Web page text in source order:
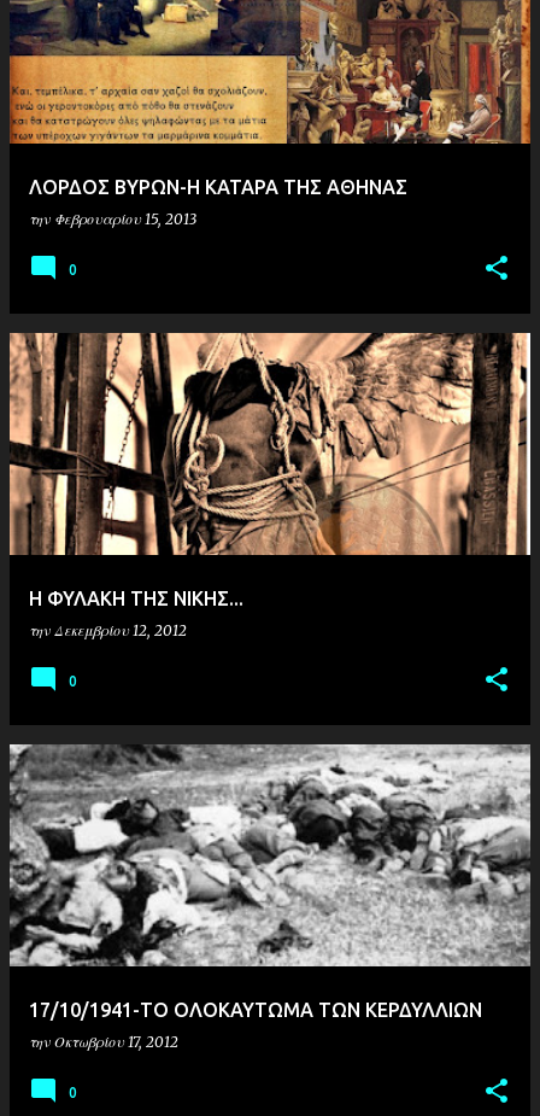
ΛΟΡΔΟΣ ΒΥΡΩΝ-Η ΚΑΤΑΡΑ ΤΗΣ ΑΘΗΝΑΣ
την Φεβρουαρίου 15, 2013
0
Η ΦΥΛΑΚΗ ΤΗΣ ΝΙΚΗΣ...
την Δεκεμβρίου 12, 2012
0
17/10/1941-ΤO ΟΛΟΚΑΥΤΩΜΑ ΤΩΝ ΚΕΡΔΥΛΛΙΩΝ
την Οκτωβρίου 17, 2012
0